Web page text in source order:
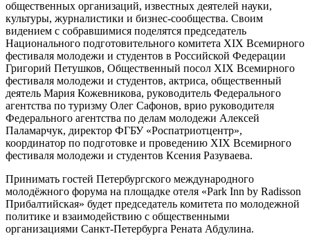
общественных организаций, известных деятелей науки,
культуры, журналистики и бизнес-сообщества. Своим
видением с собравшимися поделятся председатель
Национального подготовительного комитета XIX Всемирного
фестиваля молодежи и студентов в Российской Федерации
Григорий Петушков, Общественный посол ХIХ Всемирного
фестиваля молодежи и студентов, актриса, общественный
деятель Мария Кожевникова, руководитель Федерального
агентства по туризму Олег Сафонов, врио руководителя
Федерального агентства по делам молодежи Алексей
Паламарчук, директор ФГБУ «Роспатриотцентр»,
координатор по подготовке и проведению ХIХ Всемирного
фестиваля молодежи и студентов Ксения Разуваева.
Принимать гостей Петербургского международного
молодёжного форума на площадке отеля «Park Inn by Radisson
Прибалтийская» будет председатель комитета по молодежной
политике и взаимодействию с общественными
организациями Санкт-Петербурга Рената Абдулина.